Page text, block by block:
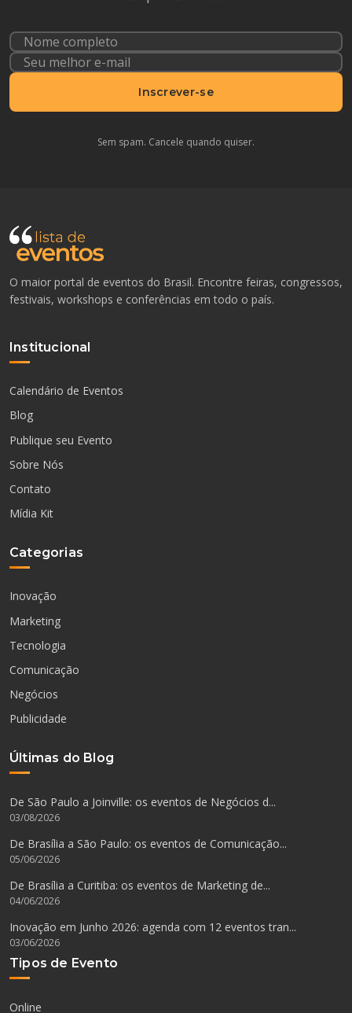
Inscrever-se
Sem spam. Cancele quando quiser.
O maior portal de eventos do Brasil. Encontre feiras, congressos,
festivais, workshops e conferências em todo o país.
Institucional
Calendário de Eventos
Blog
Publique seu Evento
Sobre Nós
Contato
Mídia Kit
Categorias
Inovação
Marketing
Tecnologia
Comunicação
Negócios
Publicidade
Últimas do Blog
De São Paulo a Joinville: os eventos de Negócios d...
03/08/2026
De Brasília a São Paulo: os eventos de Comunicação...
05/06/2026
De Brasília a Curitiba: os eventos de Marketing de...
04/06/2026
Inovação em Junho 2026: agenda com 12 eventos tran...
03/06/2026
Tipos de Evento
Online